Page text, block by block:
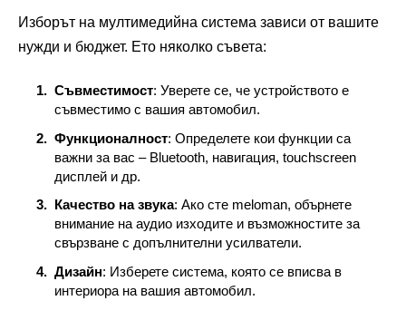
Изборът на мултимедийна система зависи от вашите
нужди и бюджет. Ето няколко съвета:
Съвместимост: Уверете се, че устройството е
съвместимо с вашия автомобил.
Функционалност: Определете кои функции са
важни за вас – Bluetooth, навигация, touchscreen
дисплей и др.
Качество на звука: Ако сте meloman, обърнете
внимание на аудио изходите и възможностите за
свързване с допълнителни усилватели.
Дизайн: Изберете система, която се вписва в
интериора на вашия автомобил.